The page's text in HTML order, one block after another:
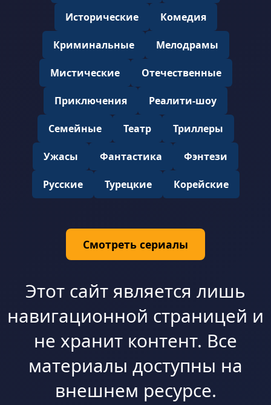
Исторические Комедия
Криминальные Мелодрамы
Мистические Отечественные
Приключения Реалити-шоу
Семейные Театр Триллеры
Ужасы Фантастика Фэнтези
Русские Турецкие Корейские
Смотреть сериалы
Этот сайт является лишь
навигационной страницей и
не хранит контент. Все
материалы доступны на
внешнем ресурсе.